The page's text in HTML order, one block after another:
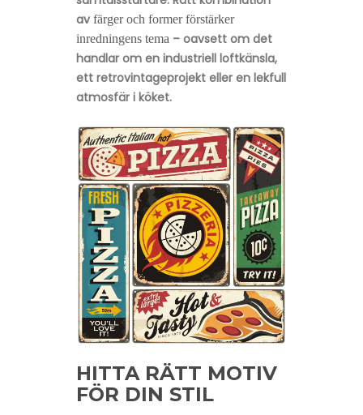
av färger och former förstärker
inredningens tema – oavsett om det
handlar om en industriell loftkänsla,
ett retrovintage­projekt eller en lekfull
atmosfär i köket.
HITTA RÄTT MOTIV
FÖR DIN STIL